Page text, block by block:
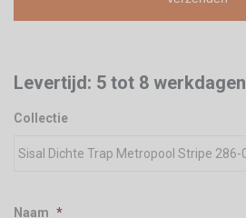
Levertijd: 5 tot 8 werkdagen
Collectie
Naam *